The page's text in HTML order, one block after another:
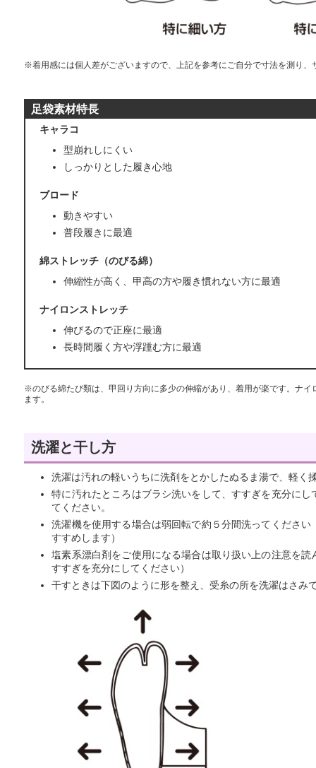
※着用感には個人差がございますので、上記を参考にご自分で寸法を測り、
足袋素材特長
キャラコ
型崩れしにくい
しっかりとした履き心地
ブロード
動きやすい
普段履きに最適
綿ストレッチ（のびる綿）
伸縮性が高く、甲高の方や履き慣れない方に最適
ナイロンストレッチ
伸びるので正座に最適
長時間履く方や浮踵む方に最適
※のびる綿たび類は、甲回り方向に多少の伸縮があり、着用が楽です。ナ
ます。
洗濯と干し方
洗濯は汚れの軽いうちに洗剤をとかしたぬるま湯で、軽く
特に汚れたところはブラシ洗いをして、すすぎを充分に
てください。
洗濯機を使用する場合は弱回転で約５分間洗ってくださ
すすめします）
塩素系漂白剤をご使用になる場合は取り扱い上の注意を
すすぎを充分にしてください）
干すときは下図のように形を整え、受糸の所を洗濯はさみ